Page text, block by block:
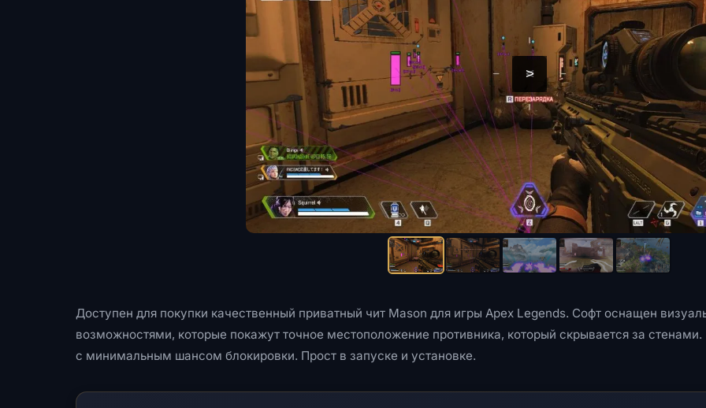
<
>
Доступен для покупки качественный приватный чит Mason для игры Apex Legends. Софт оснащен
возможностями, которые покажут точное местоположение противника, который скрывается за стенами.
с минимальным шансом блокировки. Прост в запуске и установке.